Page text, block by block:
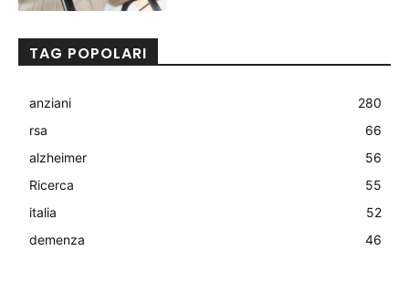
TAG POPOLARI
anziani
280
rsa
66
alzheimer
56
Ricerca
55
italia
52
demenza
46